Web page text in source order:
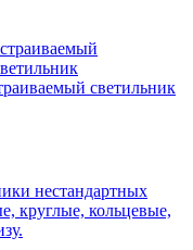
светильник
нестандартных
круглые, кольцевые,